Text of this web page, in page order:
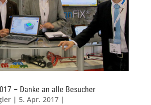
– Danke an alle Besucher
| 5. Apr. 2017|